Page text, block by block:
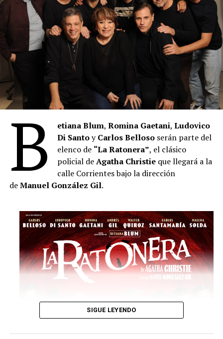
B etiana Blum,Romina Gaetani,Ludovico
Di SantoyCarlos Belloso serán parte del
elenco de “La Ratonera”, el clásico
policial deAgatha Christie que llegará a la
calle Corrientes bajo la dirección
deManuel González Gil.
SIGUE LEYENDO